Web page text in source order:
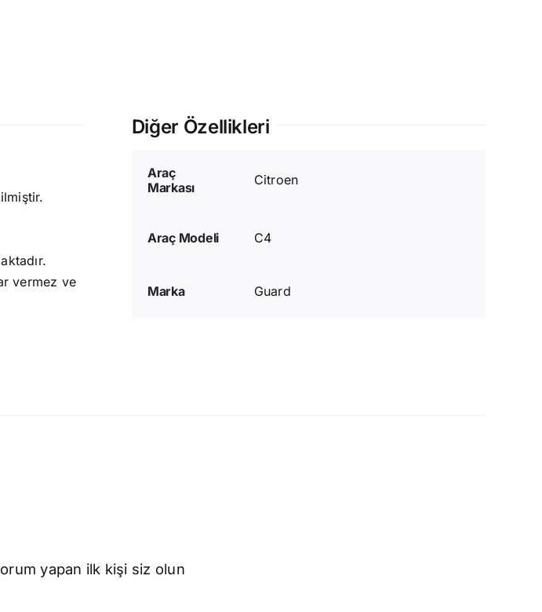
vermez ve
Diğer Özellikleri
Araç
Markası
Citroen
Araç Modeli C4
Marka Guard
yapan ilk kişi siz olun